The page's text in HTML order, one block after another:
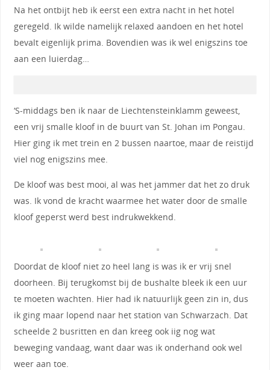
Na het ontbijt heb ik eerst een extra nacht in het hotel
geregeld. Ik wilde namelijk relaxed aandoen en het hotel
bevalt eigenlijk prima. Bovendien was ik wel enigszins toe
aan een luierdag…
‘S-middags ben ik naar de Liechtensteinklamm geweest,
een vrij smalle kloof in de buurt van St. Johan im Pongau.
Hier ging ik met trein en 2 bussen naartoe, maar de reistijd
viel nog enigszins mee.
De kloof was best mooi, al was het jammer dat het zo druk
was. Ik vond de kracht waarmee het water door de smalle
kloof geperst werd best indrukwekkend.
Doordat de kloof niet zo heel lang is was ik er vrij snel
doorheen. Bij terugkomst bij de bushalte bleek ik een uur
te moeten wachten. Hier had ik natuurlijk geen zin in, dus
ik ging maar lopend naar het station van Schwarzach. Dat
scheelde 2 busritten en dan kreeg ook iig nog wat
beweging vandaag, want daar was ik onderhand ook wel
weer aan toe.